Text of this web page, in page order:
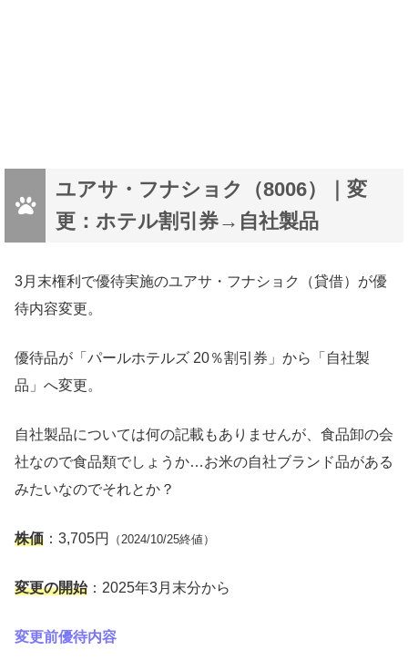
ユアサ・フナショク（8006）｜変
更：ホテル割引券→自社製品
3月末権利で優待実施のユアサ・フナショク（貸借）が優
待内容変更。
優待品が「パールホテルズ 20％割引券」から「自社製
品」へ変更。
自社製品については何の記載もありませんが、食品卸の会
社なので食品類でしょうか…お米の自社ブランド品がある
みたいなのでそれとか？
株価 ：3,705円 （2024/10/25終値）
変更の開始：2025年3月末分から
変更前優待内容